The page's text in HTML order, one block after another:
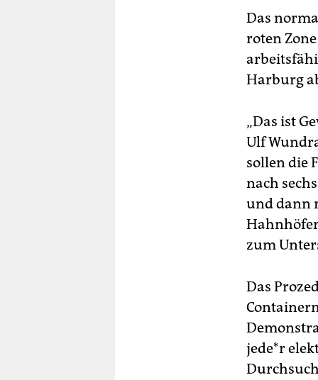
Das
roten
Harburg
„Das ist
Ulf
sollen die
nach
und dann
zum
Das
jede*r